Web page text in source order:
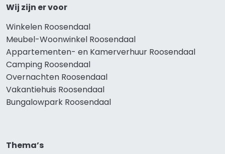
Wij zijn er voor
Winkelen Roosendaal
Meubel-Woonwinkel Roosendaal
Appartementen- en Kamerverhuur Roosendaal
Camping Roosendaal
Overnachten Roosendaal
Vakantiehuis Roosendaal
Bungalowpark Roosendaal
Thema’s